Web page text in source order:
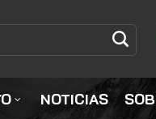
NOTICIAS